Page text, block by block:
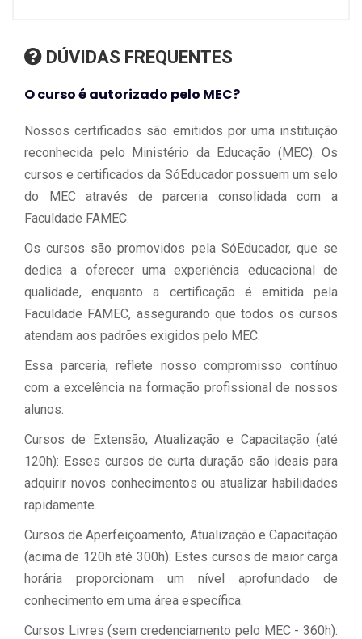
DÚVIDAS FREQUENTES
O curso é autorizado pelo MEC?
Nossos certificados são emitidos por uma instituição
reconhecida pelo Ministério da Educação (MEC). Os
cursos e certificados da SóEducador possuem um selo
do MEC através de parceria consolidada com a
Faculdade FAMEC.
Os cursos são promovidos pela SóEducador, que se
dedica a oferecer uma experiência educacional de
qualidade, enquanto a certificação é emitida pela
Faculdade FAMEC, assegurando que todos os cursos
atendam aos padrões exigidos pelo MEC.
Essa parceria, reflete nosso compromisso contínuo
com a excelência na formação profissional de nossos
alunos.
Cursos de Extensão, Atualização e Capacitação (até
120h): Esses cursos de curta duração são ideais para
adquirir novos conhecimentos ou atualizar habilidades
rapidamente.
Cursos de Aperfeiçoamento, Atualização e Capacitação
(acima de 120h até 300h): Estes cursos de maior carga
horária proporcionam um nível aprofundado de
conhecimento em uma área específica.
Cursos Livres (sem credenciamento pelo MEC - 360h):